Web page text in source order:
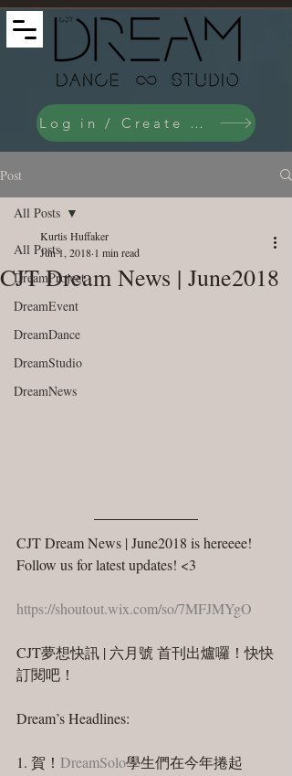
Log in / Create an Account
Post
All Posts
DreamProject
DreamEvent
DreamDance
DreamStudio
DreamNews
All Posts
CJT Dream News | June2018
Kurtis Huffaker
Jun 1, 2018 1 min read
CJT Dream News | June2018 is hereeee!
Follow us for latest updates! <3
https://shoutout.wix.com/so/7MFJMYgO
CJT夢想快訊 | 六月號 首刊出爐囉！快快
訂閱吧！
Dream’s Headlines:
1. 賀！ DreamSolo學生們在今年捲起